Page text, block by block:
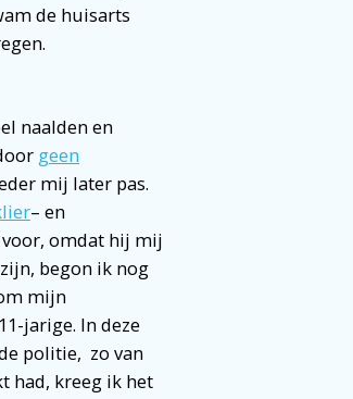
de huisarts
naalden en
geen
mij later pas.
– en
omdat hij mij
begon ik nog
mijn
jarige. In deze
politie, zo van
had, kreeg ik het